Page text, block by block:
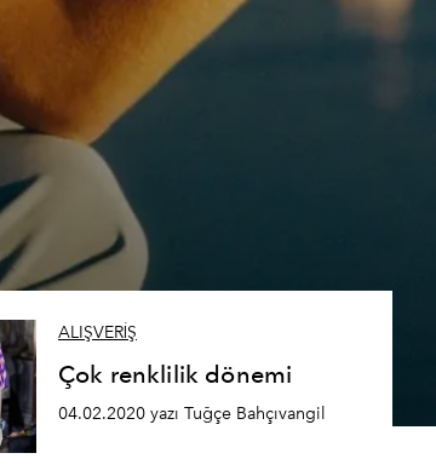
ALIŞVERİŞ
Çok renklilik dönemi
04.02.2020 yazı Tuğçe Bahçıvangil